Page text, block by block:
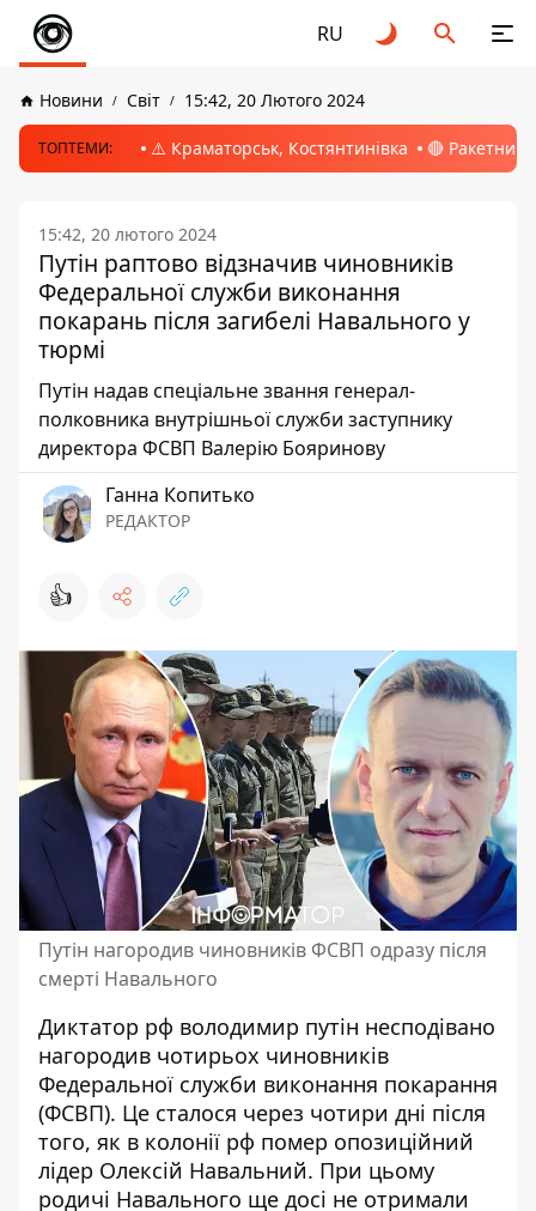
RU
Новини Світ 15:42, 20 Лютого 2024
ТОПТЕМИ: ⚠️ Краматорськ, Костянтинівка 🔴 Ракетний
15:42, 20 лютого 2024
Путін раптово відзначив чиновників
Федеральної служби виконання
покарань після загибелі Навального у
тюрмі
Путін надав спеціальне звання генерал-
полковника внутрішньої служби заступнику
директора ФСВП Валерію Бояринову
Ганна Копитько
РЕДАКТОР
👍
Путін нагородив чиновників ФСВП одразу після
смерті Навального
Диктатор рф володимир путін несподівано
нагородив чотирьох чиновників
Федеральної служби виконання покарання
(ФСВП). Це сталося через чотири дні після
того, як в колонії рф помер опозиційний
лідер Олексій Навальний. При цьому
родичі Навального ще досі не отримали